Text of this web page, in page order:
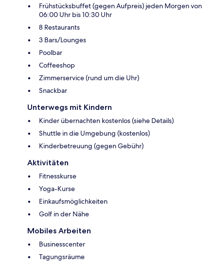
Frühstücksbuffet (gegen Aufpreis) jeden Morgen von
06:00 Uhr bis 10:30 Uhr
8 Restaurants
3 Bars/Lounges
Poolbar
Coffeeshop
Zimmerservice (rund um die Uhr)
Snackbar
Unterwegs mit Kindern
Kinder übernachten kostenlos (siehe Details)
Shuttle in die Umgebung (kostenlos)
Kinderbetreuung (gegen Gebühr)
Aktivitäten
Fitnesskurse
Yoga-Kurse
Einkaufsmöglichkeiten
Golf in der Nähe
Mobiles Arbeiten
Businesscenter
Tagungsräume